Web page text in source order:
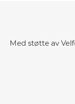
Med støtte av